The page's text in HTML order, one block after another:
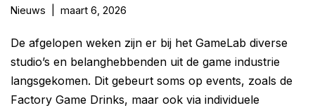
Nieuws maart 6, 2026
De afgelopen weken zijn er bij het GameLab diverse
studio’s en belanghebbenden uit de game industrie
langsgekomen. Dit gebeurt soms op events, zoals de
Factory Game Drinks, maar ook via individuele